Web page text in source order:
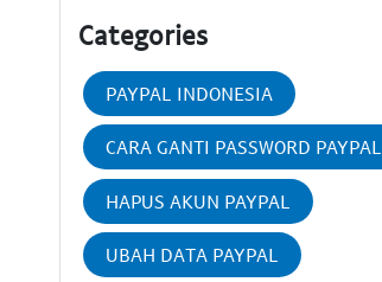
Categories
PAYPAL INDONESIA
CARA GANTI PASSWORD PAYPAL
HAPUS AKUN PAYPAL
UBAH DATA PAYPAL